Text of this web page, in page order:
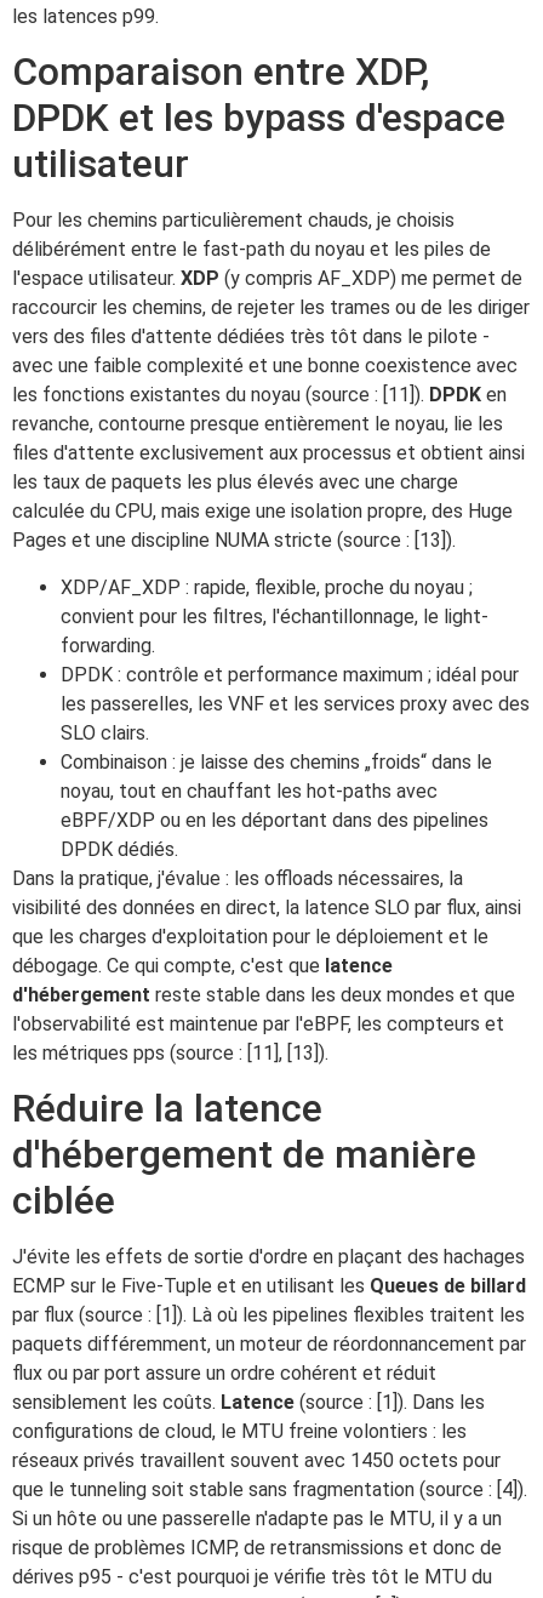
les latences p99.
Comparaison entre XDP,
DPDK et les bypass d'espace
utilisateur
Pour les chemins particulièrement chauds, je choisis
délibérément entre le fast-path du noyau et les piles de
l'espace utilisateur. XDP (y compris AF_XDP) me permet de
raccourcir les chemins, de rejeter les trames ou de les diriger
vers des files d'attente dédiées très tôt dans le pilote -
avec une faible complexité et une bonne coexistence avec
les fonctions existantes du noyau (source : [11]). DPDK en
revanche, contourne presque entièrement le noyau, lie les
files d'attente exclusivement aux processus et obtient ainsi
les taux de paquets les plus élevés avec une charge
calculée du CPU, mais exige une isolation propre, des Huge
Pages et une discipline NUMA stricte (source : [13]).
XDP/AF_XDP : rapide, flexible, proche du noyau ;
convient pour les filtres, l'échantillonnage, le light-
forwarding.
DPDK : contrôle et performance maximum ; idéal pour
les passerelles, les VNF et les services proxy avec des
SLO clairs.
Combinaison : je laisse des chemins „froids“ dans le
noyau, tout en chauffant les hot-paths avec
eBPF/XDP ou en les déportant dans des pipelines
DPDK dédiés.
Dans la pratique, j'évalue : les offloads nécessaires, la
visibilité des données en direct, la latence SLO par flux, ainsi
que les charges d'exploitation pour le déploiement et le
débogage. Ce qui compte, c'est que latence
d'hébergement reste stable dans les deux mondes et que
l'observabilité est maintenue par l'eBPF, les compteurs et
les métriques pps (source : [11], [13]).
Réduire la latence
d'hébergement de manière
ciblée
J'évite les effets de sortie d'ordre en plaçant des hachages
ECMP sur le Five-Tuple et en utilisant les Queues de billard
par flux (source : [1]). Là où les pipelines flexibles traitent les
paquets différemment, un moteur de réordonnancement par
flux ou par port assure un ordre cohérent et réduit
sensiblement les coûts. Latence (source : [1]). Dans les
configurations de cloud, le MTU freine volontiers : les
réseaux privés travaillent souvent avec 1450 octets pour
que le tunneling soit stable sans fragmentation (source : [4]).
Si un hôte ou une passerelle n'adapte pas le MTU, il y a un
risque de problèmes ICMP, de retransmissions et donc de
dérives p95 - c'est pourquoi je vérifie très tôt le MTU du